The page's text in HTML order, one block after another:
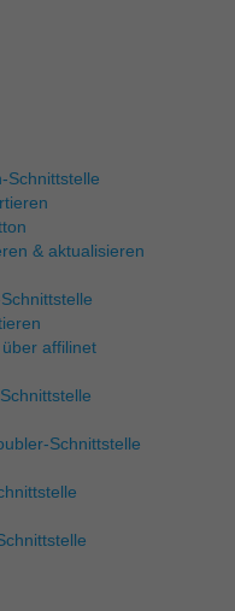
Schnittstelle
& aktualisieren
affilinet
Schnittstelle